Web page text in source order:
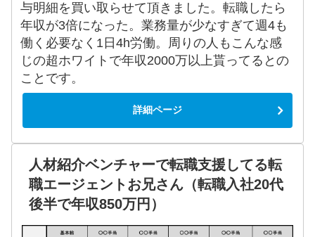
与明細を買い取らせて頂きました。転職したら
年収が3倍になった。業務量が少なすぎて週4も
働く必要なく1日4h労働。周りの人もこんな感
じの超ホワイトで年収2000万以上貰ってるとの
ことです。
詳細ページ
人材紹介ベンチャーで転職支援してる転
職エージェントお兄さん（転職入社20代
後半で年収850万円）